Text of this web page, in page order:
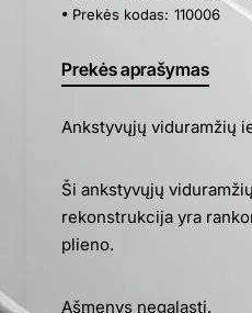
Prekės kodas: 110006
Prekės aprašymas
Ankstyvųjų viduramžių
Ši ankstyvųjų
rekonstrukcija yra
plieno.
Ašmenys negaląsti.